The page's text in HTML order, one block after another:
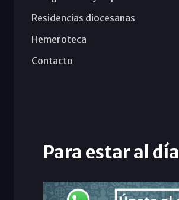
Residencias diocesanas
Hemeroteca
Contacto
Para estar al día